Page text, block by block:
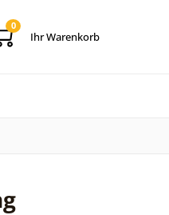
0
Ihr Warenkorb